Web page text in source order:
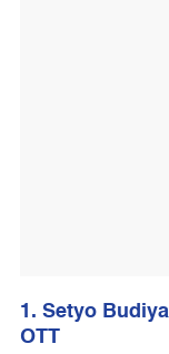
1. Setyo
OTT